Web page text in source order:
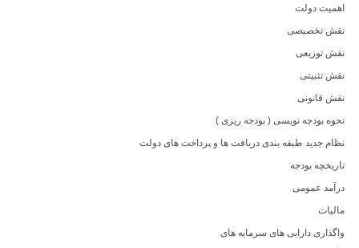
اهمیت دولت
نقش تخصیصی
نقش توزیعی
نقش تثبیتی
نقش قانونی
نحوه بودجه نویسی ( بودجه ریزی )
نظام جدید طبقه بندی دریافت ها و پرداخت های دولت
تاریخچه بودجه
درآمد عمومی
مالیات
واگذاری دارایی های سرمایه های